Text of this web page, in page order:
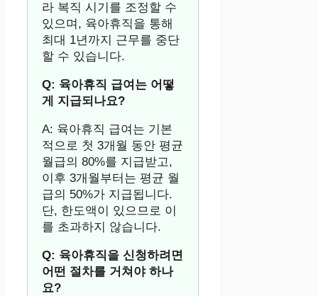
라 복직 시기를 조정할 수
있으며, 육아휴직을 통해
최대 1년까지 근무를 중단
할 수 있습니다.
Q: 육아휴직 급여는 어떻
게 지급되나요?
A: 육아휴직 급여는 기본
적으로 첫 3개월 동안 평균
월급의 80%를 지급받고,
이후 3개월부터는 평균 월
급의 50%가 지급됩니다.
단, 한도액이 있으므로 이
를 초과하지 않습니다.
Q: 육아휴직을 신청하려면
어떤 절차를 거쳐야 하나
요?